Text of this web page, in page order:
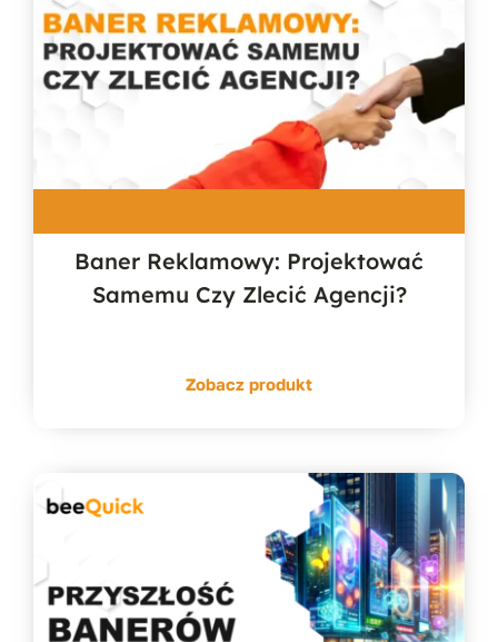
Baner Reklamowy: Projektować
Samemu Czy Zlecić Agencji?
Zobacz produkt